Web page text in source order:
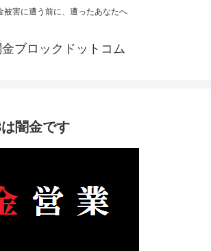
被害に遭う前に、遭ったあなたへ
金ブロックドットコム
闇金です